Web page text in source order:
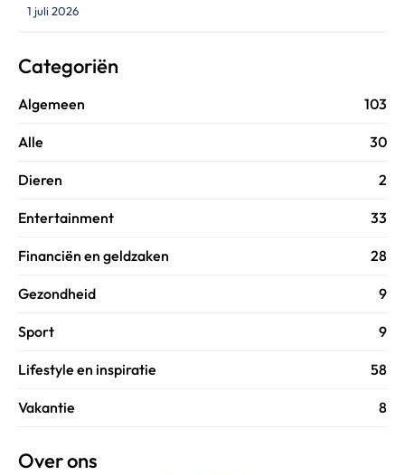
1 juli 2026
Categoriën
Algemeen 103
Alle 30
Dieren 2
Entertainment 33
Financiën en geldzaken 28
Gezondheid 9
Sport 9
Lifestyle en inspiratie 58
Vakantie 8
Over ons